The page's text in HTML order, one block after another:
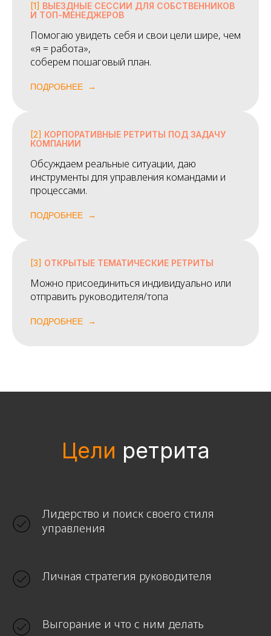
[1] ВЫЕЗДНЫЕ СЕССИИ ДЛЯ СОБСТВЕННИКОВ
И ТОП-МЕНЕДЖЕРОВ
Помогаю увидеть себя и свои цели шире, чем
«я = работа»,
соберем пошаговый план.
ПОДРОБНЕЕ
[2] КОРПОРАТИВНЫЕ РЕТРИТЫ ПОД ЗАДАЧУ
КОМПАНИИ
Обсуждаем реальные ситуации, даю
инструменты для управления командами и
процессами.
ПОДРОБНЕЕ
[3] ОТКРЫТЫЕ ТЕМАТИЧЕСКИЕ РЕТРИТЫ
Можно присоединиться индивидуально или
отправить руководителя/топа
ПОДРОБНЕЕ
Цели ретрита
Лидерство и поиск своего стиля
управления
Личная стратегия руководителя
Выгорание и что с ним делать